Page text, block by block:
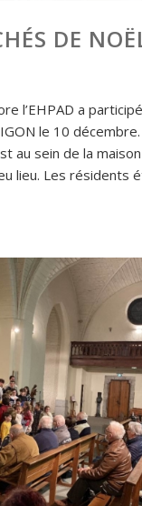
DE
l’EHPAD a
le 10
au sein de la
lieu. Les résidents